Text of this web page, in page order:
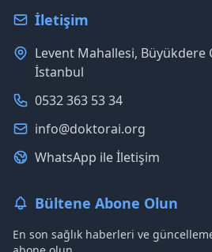
İletişim
Levent Mahallesi, Büyükdere
İstanbul
0532 363 53 34
info@doktorai.org
WhatsApp ile İletişim
Bültene Abone Olun
En son sağlık haberleri ve